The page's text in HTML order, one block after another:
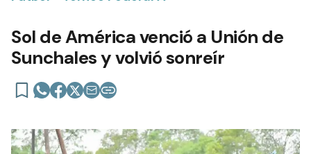
Sol de América venció a Unión de
Sunchales y volvió sonreír